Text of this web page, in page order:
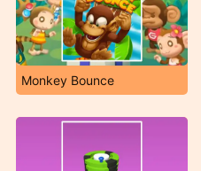
Monkey Bounce